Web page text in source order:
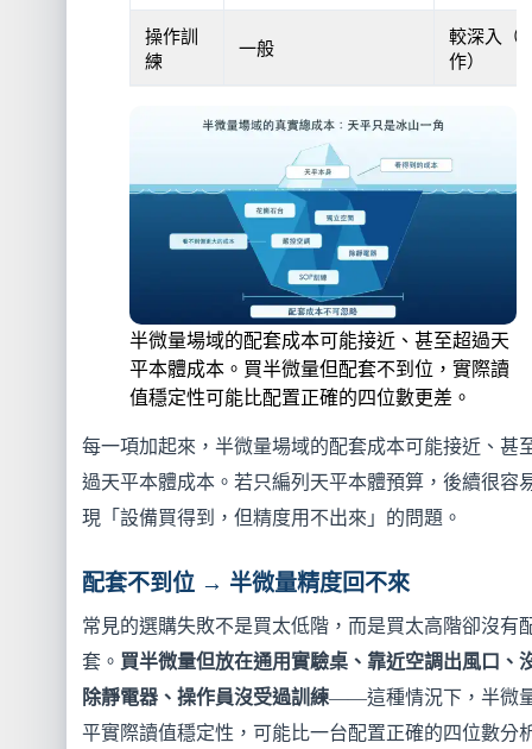
操作訓
練
一般
較深入（
作）
半微量場域的配套成本可能接近、甚至超過天
平本體成本。買半微量但配套不到位，實際讀
值穩定性可能比配置正確的四位數更差。
每一項加起來，半微量場域的配套成本可能接近、甚
過天平本體成本。若只編列天平本體預算，後續很容
現「設備買得到，但精度用不出來」的問題。
配套不到位 → 半微量精度回不來
常見的選購失敗不是買太低階，而是買太高階卻沒有
套。 買半微量但放在通用實驗桌、靠近空調出風口、
除靜電器、操作員沒受過訓練——這種情況下，半微
平實際讀值穩定性，可能比一台配置正確的四位數分